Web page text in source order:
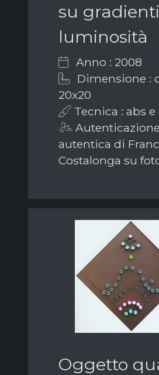
su
luminosità
Anno : 2008
Dimensione :
20x20
Tecnica : abs
autentica di
Costalonga su
Oggetto